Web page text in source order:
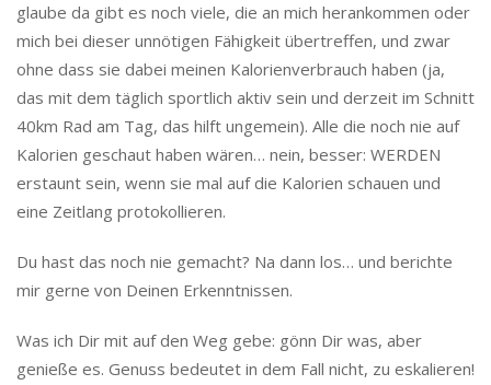
glaube da gibt es noch viele, die an mich herankommen oder
mich bei dieser unnötigen Fähigkeit übertreffen, und zwar
ohne dass sie dabei meinen Kalorienverbrauch haben (ja,
das mit dem täglich sportlich aktiv sein und derzeit im Schnitt
40km Rad am Tag, das hilft ungemein). Alle die noch nie auf
Kalorien geschaut haben wären… nein, besser: WERDEN
erstaunt sein, wenn sie mal auf die Kalorien schauen und
eine Zeitlang protokollieren.
Du hast das noch nie gemacht? Na dann los… und berichte
mir gerne von Deinen Erkenntnissen.
Was ich Dir mit auf den Weg gebe: gönn Dir was, aber
genieße es. Genuss bedeutet in dem Fall nicht, zu eskalieren!